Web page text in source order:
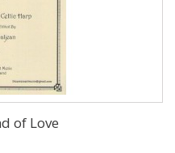
of Love